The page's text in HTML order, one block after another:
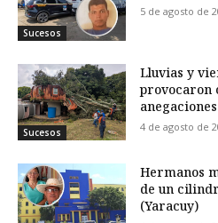
Sucesos
5 de agosto de
Sucesos
Lluvias y
provocaron
4 de agosto de
Hermanos
de un
(Yaracuy)